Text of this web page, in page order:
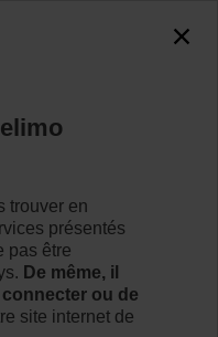
trouver en
présentés
pas être
De même, il
ou de
site internet de